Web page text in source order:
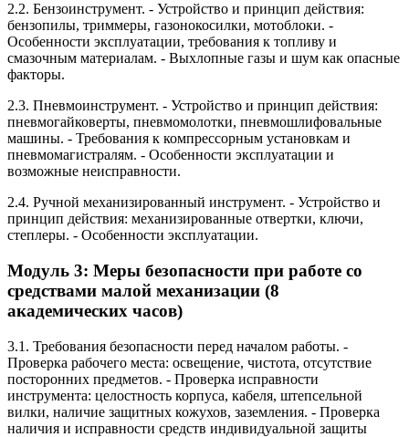
2.2. Бензоинструмент. - Устройство и принцип действия:
бензопилы, триммеры, газонокосилки, мотоблоки. -
Особенности эксплуатации, требования к топливу и
смазочным материалам. - Выхлопные газы и шум как опасные
факторы.
2.3. Пневмоинструмент. - Устройство и принцип действия:
пневмогайковерты, пневмомолотки, пневмошлифовальные
машины. - Требования к компрессорным установкам и
пневмомагистралям. - Особенности эксплуатации и
возможные неисправности.
2.4. Ручной механизированный инструмент. - Устройство и
принцип действия: механизированные отвертки, ключи,
степлеры. - Особенности эксплуатации.
Модуль 3: Меры безопасности при работе со
средствами малой механизации (8
академических часов)
3.1. Требования безопасности перед началом работы. -
Проверка рабочего места: освещение, чистота, отсутствие
посторонних предметов. - Проверка исправности
инструмента: целостность корпуса, кабеля, штепсельной
вилки, наличие защитных кожухов, заземления. - Проверка
наличия и исправности средств индивидуальной защиты